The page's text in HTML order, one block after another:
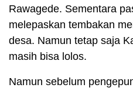
Rawagede. Sementara
melepaskan tembakan
desa. Namun tetap saja
masih bisa lolos.
Namun sebelum